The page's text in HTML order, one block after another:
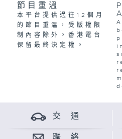
節目重溫
本平台提供過往12個月
的節目重溫，受版權限
制內容除外。香港電台
保留最終決定權。
交 通